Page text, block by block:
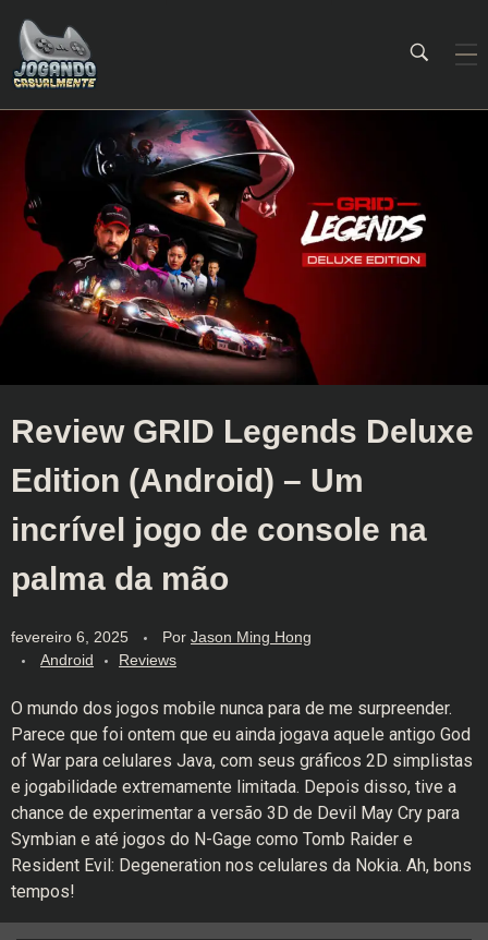
Jogando Casualmente
Conteúdo family friendly sobre games! Desde 2019 analisando jogos.
Review GRID Legends Deluxe
Edition (Android) – Um
incrível jogo de console na
palma da mão
fevereiro 6, 2025 Por Jason Ming Hong
Android
Reviews
O mundo dos jogos mobile nunca para de me surpreender.
Parece que foi ontem que eu ainda jogava aquele antigo God
of War para celulares Java, com seus gráficos 2D simplistas
e jogabilidade extremamente limitada. Depois disso, tive a
chance de experimentar a versão 3D de Devil May Cry para
Symbian e até jogos do N-Gage como Tomb Raider e
Resident Evil: Degeneration nos celulares da Nokia. Ah, bons
tempos!